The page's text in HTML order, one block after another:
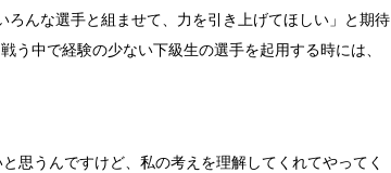
んな選手と組ませて、力を引き上げてほしい」と期待
中で経験の少ない下級生の選手を起用する時には、
思うんですけど、私の考えを理解してくれてやってく